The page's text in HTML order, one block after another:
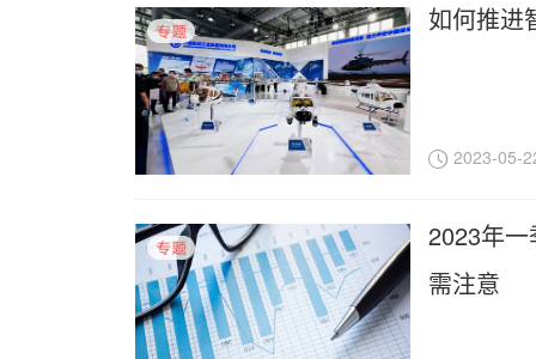
如何推进
2023-05-
2023年
需注意